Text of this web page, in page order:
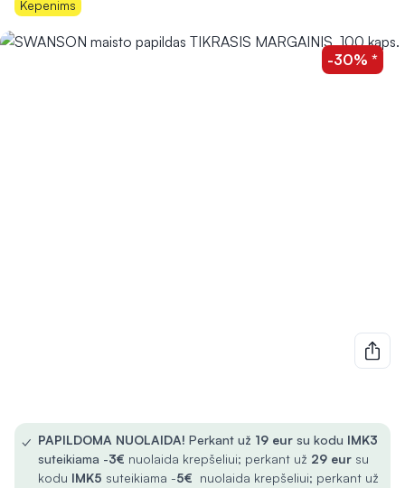
Kepenims
-30% *
✓ PAPILDOMA NUOLAIDA! Perkant už 19 eur su kodu IMK3
suteikiama -3€ nuolaida krepšeliui; perkant už 29 eur su
kodu IMK5 suteikiama -5€ nuolaida krepšeliui; perkant už